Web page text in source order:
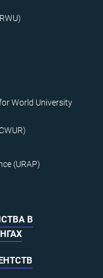
World University
(URAP)
В